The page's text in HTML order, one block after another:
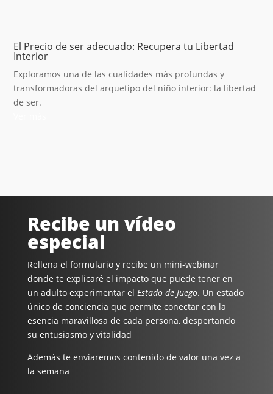
El Precio de ser adecuado: Recupera tu Libertad
Interior
Exploramos una de las cualidades más profundas y
transformadoras del arquetipo del niño interior: la libertad
de ser.
Recibe un vídeo
especial
Rellena el formulario y recibe un mini-webinar
donde te explicaré el impacto que puede tener en
un adulto experimentar el Estado de Juego. Un estado
único de conciencia que permite conectar con la
esencia maravillosa de cada persona, despertando
su entusiasmo y vitalidad
Además te enviaremos contenido de valor una vez a
la semana